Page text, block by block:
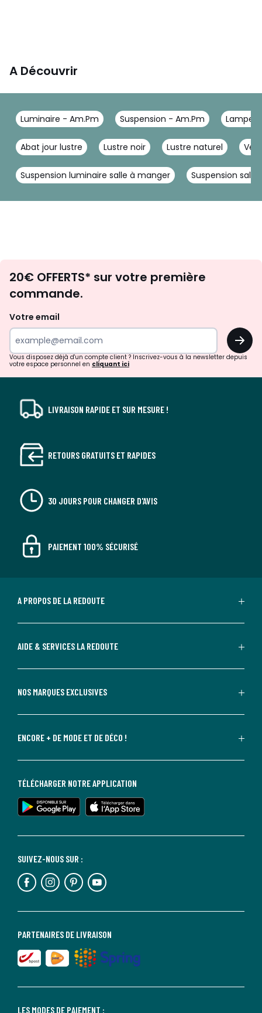
A Découvrir
Luminaire - Am.Pm Suspension - Am.Pm Lampe
Abat jour lustre Lustre noir Lustre naturel
Suspension luminaire salle à manger Suspension
d'inspirations
surprises?
20€ OFFERTS* sur votre première
commande.
Votre email
OK
Vous disposez déjà d'un compte client ? Inscrivez-vous à la newsletter depuis
votre espace personnel en cliquant ici
LIVRAISON RAPIDE ET SUR MESURE !
RETOURS GRATUITS ET RAPIDES
30 JOURS POUR CHANGER D'AVIS
PAIEMENT 100% SÉCURISÉ
A PROPOS DE LA REDOUTE
AIDE & SERVICES LA REDOUTE
NOS MARQUES EXCLUSIVES
ENCORE + DE MODE ET DE DÉCO !
LES MODES DE PAIEMENT :
PARTENAIRES DE LIVRAISON
SUIVEZ-NOUS SUR :
TÉLÉCHARGER NOTRE APPLICATION